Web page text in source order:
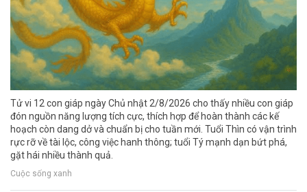
Tử vi 12 con giáp ngày Chủ nhật 2/8/2026 cho thấy nhiều con giáp
đón nguồn năng lượng tích cực, thích hợp để hoàn thành các kế
hoạch còn dang dở và chuẩn bị cho tuần mới. Tuổi Thìn có vận trình
rực rỡ về tài lộc, công việc hanh thông; tuổi Tý mạnh dạn bứt phá,
gặt hái nhiều thành quả.
Cuộc sống xanh